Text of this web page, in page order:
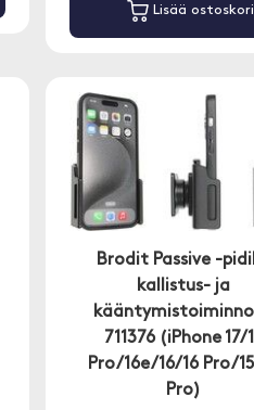
Lisää
Brodit Passive -
kallistus- ja
711376 (iPhone 17/
Pro/16e/16/16 Pro/
Pro)